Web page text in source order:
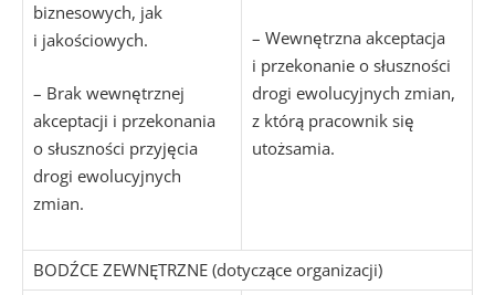
biznesowych, jak
i jakościowych.
– Brak wewnętrznej
akceptacji i przekonania
o słuszności przyjęcia
drogi ewolucyjnych
zmian.
– Wewnętrzna akceptacja
i przekonanie o słuszności
drogi ewolucyjnych zmian,
z którą pracownik się
utożsamia.
BODŹCE ZEWNĘTRZNE (dotyczące organizacji)